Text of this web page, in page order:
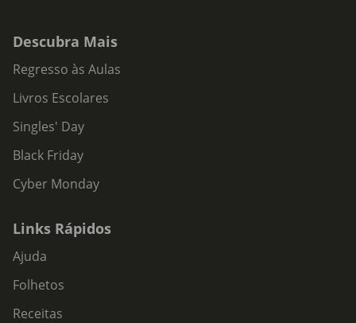
Descubra Mais
Regresso às Aulas
Livros Escolares
Singles' Day
Black Friday
Cyber Monday
Links Rápidos
Ajuda
Folhetos
Receitas